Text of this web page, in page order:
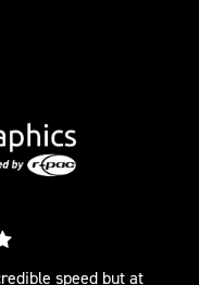
speed but at